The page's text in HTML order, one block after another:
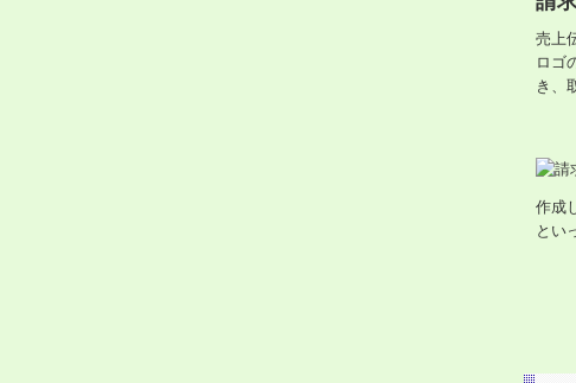
売上
ロゴ
き、
作成
とい